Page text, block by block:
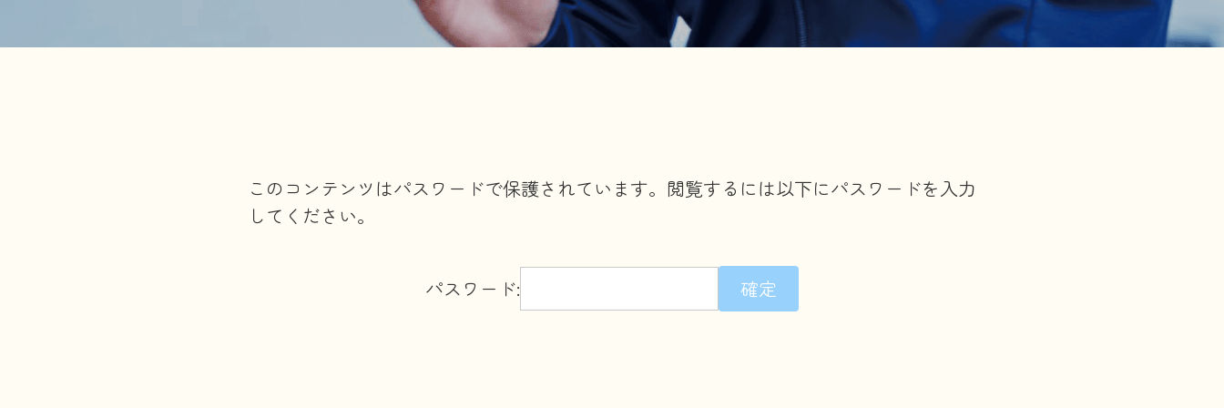
このコンテンツはパスワードで保護されています。閲覧するには以下にパスワードを入力
してください。
パスワード: